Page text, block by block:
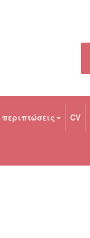
περιπτώσεις CV